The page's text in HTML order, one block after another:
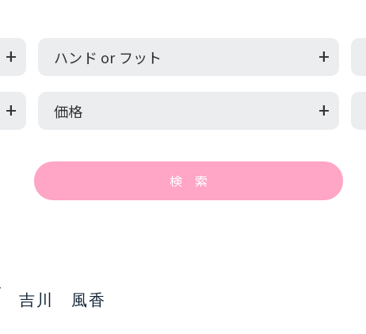
ハンド or フット
価格
吉川 風香